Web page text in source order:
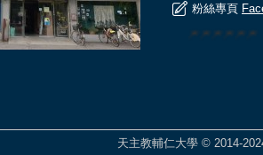
粉絲專頁
天主教輔仁大學 © 2014-